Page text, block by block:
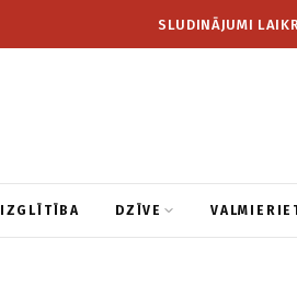
SLUDINĀJUMI
IZGLĪTĪBA DZĪVE